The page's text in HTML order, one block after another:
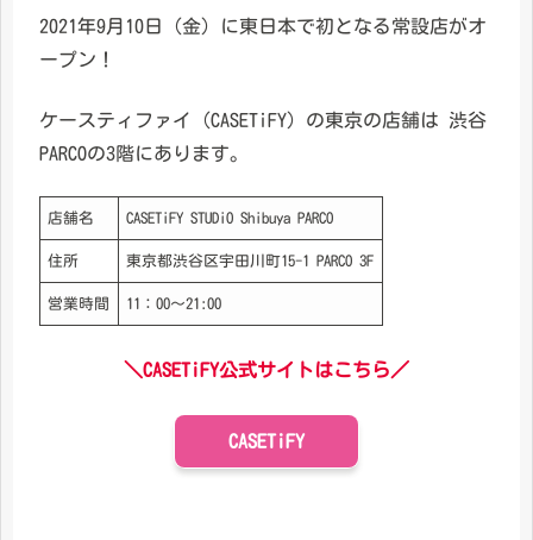
2021年9月10日（金）に東日本で初となる常設店がオ
ープン！
ケースティファイ（CASETiFY）の東京の店舗は 渋谷
PARCOの3階にあります。
店舗名 CASETiFY STUDiO Shibuya PARCO
住所 東京都渋谷区宇田川町15-1 PARCO 3F
営業時間 11：00～21:00
＼CASETiFY公式サイトはこちら／
CASETiFY